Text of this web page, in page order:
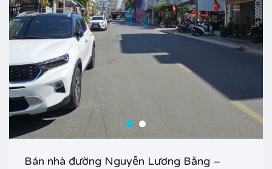
Bán nhà đường Nguyễn Lương Bằng –